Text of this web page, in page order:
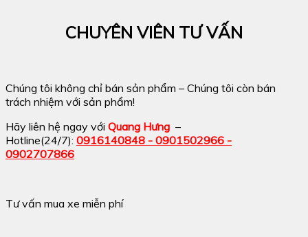
CHUYÊN VIÊN TƯ VẤN
Chúng tôi không chỉ bán sản phẩm – Chúng tôi còn bán
trách nhiệm với sản phẩm!
Hãy liên hệ ngay với Quang Hưng –
Hotline(24/7): 0916140848 - 0901502966 -
0902707866
Tư vấn mua xe miễn phí